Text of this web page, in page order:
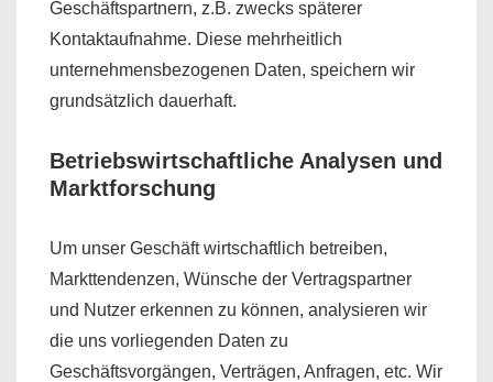
Geschäftspartnern, z.B. zwecks späterer
Kontaktaufnahme. Diese mehrheitlich
unternehmensbezogenen Daten, speichern wir
grundsätzlich dauerhaft.
Betriebswirtschaftliche Analysen und
Marktforschung
Um unser Geschäft wirtschaftlich betreiben,
Markttendenzen, Wünsche der Vertragspartner
und Nutzer erkennen zu können, analysieren wir
die uns vorliegenden Daten zu
Geschäftsvorgängen, Verträgen, Anfragen, etc. Wir